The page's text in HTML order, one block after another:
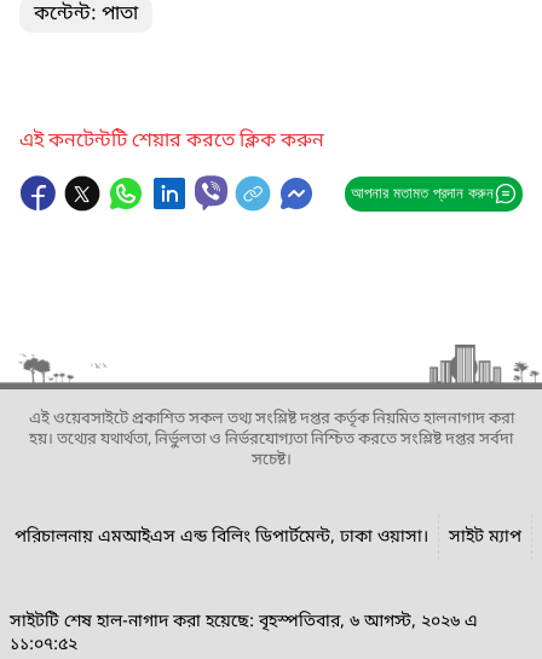
কন্টেন্ট: পাতা
এই কনটেন্টটি শেয়ার করতে ক্লিক করুন
আপনার মতামত প্রদান করুন
এই ওয়েবসাইটে প্রকাশিত সকল তথ্য সংশ্লিষ্ট দপ্তর কর্তৃক নিয়মিত হালনাগাদ করা
হয়। তথ্যের যথার্থতা, নির্ভুলতা ও নির্ভরযোগ্যতা নিশ্চিত করতে সংশ্লিষ্ট দপ্তর সর্বদা
সচেষ্ট।
পরিচালনায় এমআইএস এন্ড বিলিং ডিপার্টমেন্ট, ঢাকা ওয়াসা। সাইট ম্যাপ
সাইটটি শেষ হাল-নাগাদ করা হয়েছে: বৃহস্পতিবার, ৬ আগস্ট, ২০২৬ এ
১১:০৭:৫২